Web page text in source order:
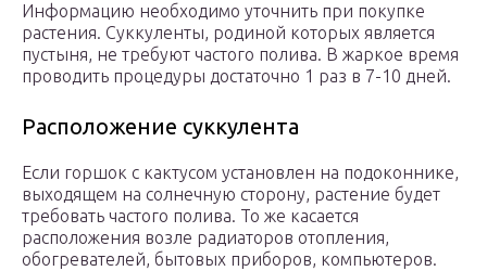
Информацию необходимо уточнить при покупке
растения. Суккуленты, родиной которых является
пустыня, не требуют частого полива. В жаркое время
проводить процедуры достаточно 1 раз в 7-10 дней.
Расположение суккулента
Если горшок с кактусом установлен на подоконнике,
выходящем на солнечную сторону, растение будет
требовать частого полива. То же касается
расположения возле радиаторов отопления,
обогревателей, бытовых приборов, компьютеров.